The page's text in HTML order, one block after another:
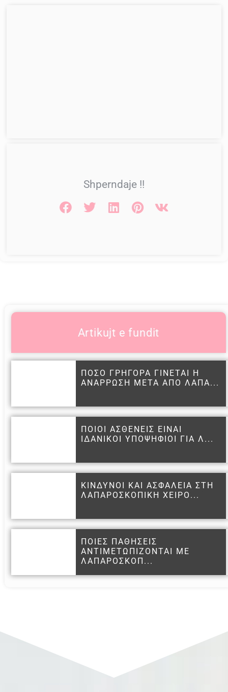
Shperndaje !!
Artikujt e fundit
ΠΟΣΟ ΓΡΗΓΟΡΑ ΓΙΝΕΤΑΙ Η
ΑΝΑΡΡΩΣΗ ΜΕΤΑ ΑΠΟ ΛΑΠΑ...
ΠΟΙΟΙ ΑΣΘΕΝΕΙΣ ΕΙΝΑΙ
ΙΔΑΝΙΚΟΙ ΥΠΟΨΗΦΙΟΙ ΓΙΑ Λ...
ΚΙΝΔΥΝΟΙ ΚΑΙ ΑΣΦΑΛΕΙΑ ΣΤΗ
ΛΑΠΑΡΟΣΚΟΠΙΚΗ ΧΕΙΡΟ...
ΠΟΙΕΣ ΠΑΘΗΣΕΙΣ
ΑΝΤΙΜΕΤΩΠΙΖΟΝΤΑΙ ΜΕ
ΛΑΠΑΡΟΣΚΟΠ...